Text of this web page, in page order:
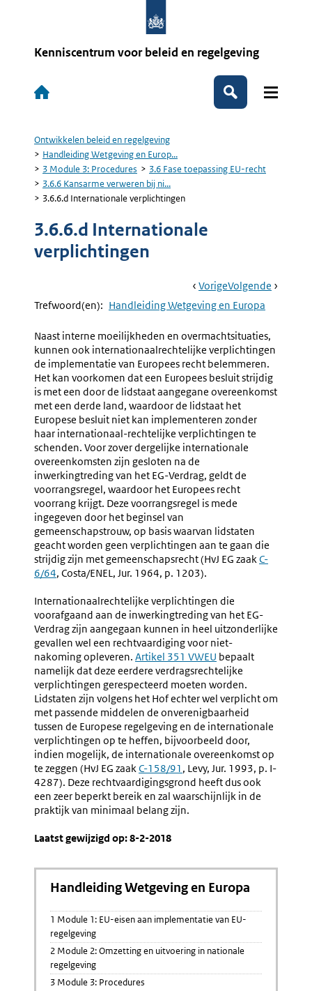
Kenniscentrum voor beleid en regelgeving
Hoofdnavigatie
Zoeken
Kruimelpad
Ontwikkelen beleid en regelgeving
Handleiding Wetgeving en Europ...
3 Module 3: Procedures
3.6 Fase toepassing EU-recht
3.6.6 Kansarme verweren bij ni...
3.6.6.d Internationale verplichtingen
3.6.6.d Internationale
verplichtingen
Book
Navigation
Ga
Naar
VorigePagina:
3.6.6.c
Overmacht
Ga
Naar
Volgende Pagina:
Voor
Lidstaat’
Trefwoord(en): Handleiding Wetgeving en Europa
Naast interne moeilijkheden en overmachtsituaties,
kunnen ook internationaalrechtelijke verplichtingen
de implementatie van Europees recht belemmeren.
Het kan voorkomen dat een Europees besluit strijdig
is met een door de lidstaat aangegane overeenkomst
met een derde land, waardoor de lidstaat het
Europese besluit niet kan implementeren zonder
haar internationaal-rechtelijke verplichtingen te
schenden. Voor zover dergelijke internationale
overeenkomsten zijn gesloten na de
inwerkingtreding van het EG-Verdrag, geldt de
voorrangsregel, waardoor het Europees recht
voorrang krijgt. Deze voorrangsregel is mede
ingegeven door het beginsel van
gemeenschapstrouw, op basis waarvan lidstaten
geacht worden geen verplichtingen aan te gaan die
strijdig zijn met gemeenschapsrecht (HvJ EG zaakExterne
C-
6/64, Costa/ENEL, Jur. 1964, p. 1203).
Internationaalrechtelijke verplichtingen die
voorafgaand aan de inwerkingtreding van het EG-
Verdrag zijn aangegaan kunnen in heel uitzonderlijke
gevallen wel een rechtvaardiging voor niet-
nakoming opleveren. Externe
link:
Artikel 351 VWEU bepaalt
namelijk dat deze eerdere verdragsrechtelijke
verplichtingen gerespecteerd moeten worden.
Lidstaten zijn volgens het Hof echter wel verplicht om
met passende middelen de onverenigbaarheid
tussen de Europese regelgeving en de internationale
verplichtingen op te heffen, bijvoorbeeld door,
indien mogelijk, de internationale overeenkomst op
te zeggen (HvJ EG zaakExterne
link:
C-158/91 , Levy, Jur. 1993, p. I-
4287). Deze rechtvaardigingsgrond heeft dus ook
een zeer beperkt bereik en zal waarschijnlijk in de
praktijk van minimaal belang zijn.
Laatst gewijzigd op: 8-2-2018
Handleiding Wetgeving en Europa
1 Module 1: EU-eisen aan implementatie van EU-
regelgeving
2 Module 2: Omzetting en uitvoering in nationale
regelgeving
3 Module 3: Procedures